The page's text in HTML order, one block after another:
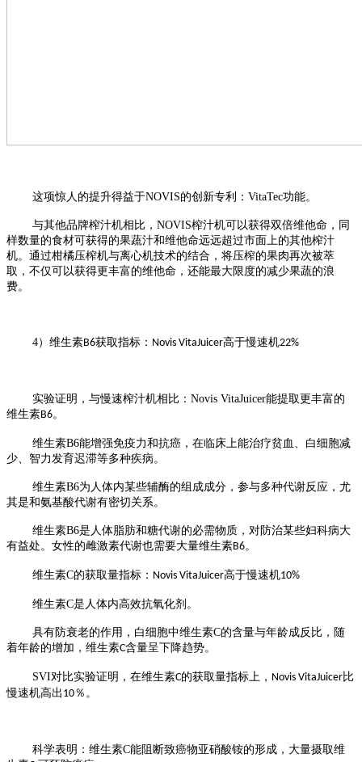
这项惊人的提升得益于NOVIS的创新专利： VitaTec功能。
与其他品牌榨汁机相比， NOVIS榨汁机可以获得双倍维他命 ，同
样数量的食材可获得的果蔬汁和维他命远远超过市面上的其他榨汁
机。通过柑橘压榨机与离心机技术的结合，将压榨的果肉再次被萃
取，不仅可以获得更丰富的维他命，还能最大限度的减少果蔬的浪
费。
4）维生素B6获取指标： Novis VitaJuicer高于慢速机22%
实验证明，与慢速榨汁机相比： Novis VitaJuicer能提取更丰富的
维生素B6。
维生素B6能增强免疫力和抗癌，在临床上能治疗贫血、白细胞减
少、智力发育迟滞等多种疾病。
维生素B6为人体内某些辅酶的组成成分，参与多种代谢反应，尤
其是和氨基酸代谢有密切关系。
维生素B6是人体脂肪和糖代谢的必需物质，对防治某些妇科病大
有益处。女性的雌激素代谢也需要大量维生素B6。
维生素C的获取量指标： Novis VitaJuicer高于慢速机10%
维生素C是人体内高效抗氧化剂。
具有防衰老的作用，白细胞中维生素C的含量与年龄成反比，随
着年龄的增加，维生素C含量呈下降趋势。
SVI对比实验证明，在维生素C的获取量指标上， Novis VitaJuicer比
慢速机高出 10％。
科学表明：维生素C能阻断致癌物亚硝酸铵的形成，大量摄取维